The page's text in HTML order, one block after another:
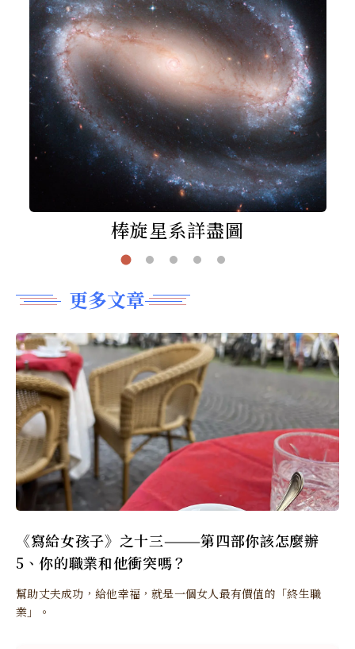
棒旋星系詳盡圖
更多文章
《寫給女孩子》之十三———第四部你該怎麼辦
5、你的職業和他衝突嗎？
幫助丈夫成功，給他幸福，就是一個女人最有價值的「終生職
業」。